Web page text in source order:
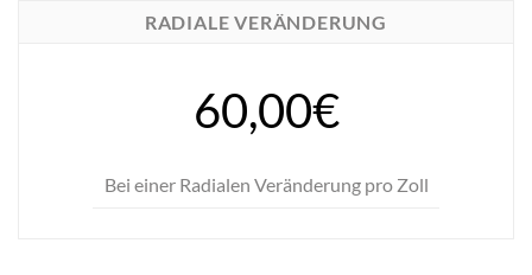
RADIALE VERÄNDERUNG
60,00€
Bei einer Radialen Veränderung pro Zoll